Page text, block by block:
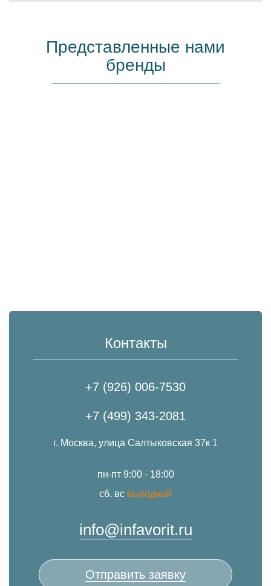
Представленные нами
бренды
Контакты
+7 (926) 006-7530
+7 (499) 343-2081
г. Москва, улица Салтыковская 37к 1
пн-пт 9:00 - 18:00
сб, вс выходной
info@infavorit.ru
Отправить заявку